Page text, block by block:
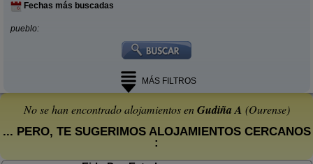
Fechas más buscadas
pueblo:
MÁS FILTROS
No se han encontrado alojamientos enGudiña A (Ourense)
... PERO, TE SUGERIMOS ALOJAMIENTOS CERCANOS
: